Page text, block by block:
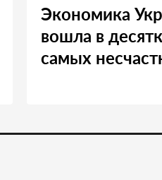
Экономика
вошла в
самых